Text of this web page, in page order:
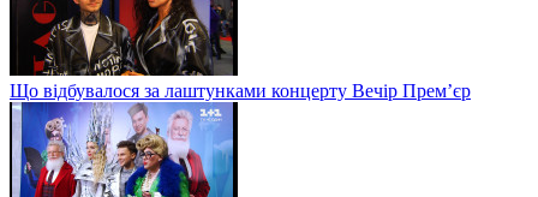
Що відбувалося за лаштунками концерту Вечір Прем’єр